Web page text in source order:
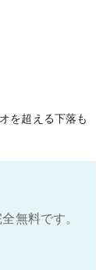
を超える下落も
無料です。